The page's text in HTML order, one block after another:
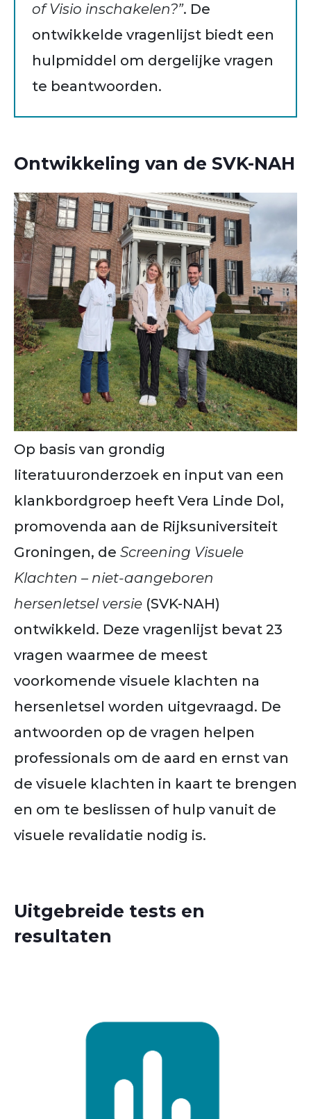
of Visio inschakelen?”. De
ontwikkelde vragenlijst biedt een
hulpmiddel om dergelijke vragen
te beantwoorden.
Ontwikkeling van de SVK-NAH
Op basis van grondig
literatuuronderzoek en input van een
klankbordgroep heeft Vera Linde Dol,
promovenda aan de Rijksuniversiteit
Groningen, de Screening Visuele
Klachten – niet-aangeboren
hersenletsel versie (SVK-NAH)
ontwikkeld. Deze vragenlijst bevat 23
vragen waarmee de meest
voorkomende visuele klachten na
hersenletsel worden uitgevraagd. De
antwoorden op de vragen helpen
professionals om de aard en ernst van
de visuele klachten in kaart te brengen
en om te beslissen of hulp vanuit de
visuele revalidatie nodig is.
Uitgebreide tests en
resultaten